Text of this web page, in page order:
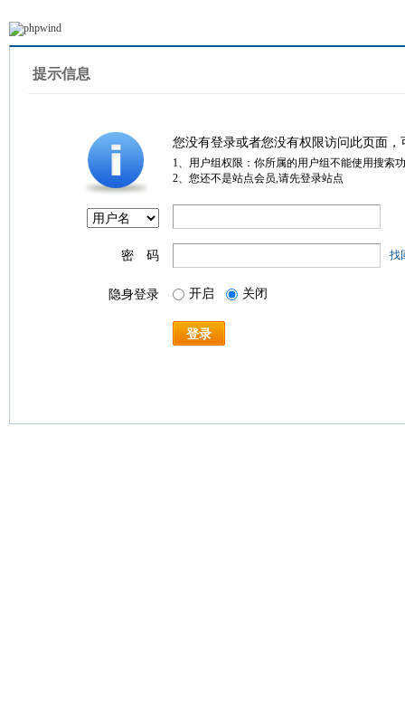
提示信息
您没有登录或者您没有权限访问此页面
1、用户组权限：你所属的用户组不能使用搜索
2、您还不是站点会员,请先登录站点
密 码 找
隐身登录 开启 关闭
登录